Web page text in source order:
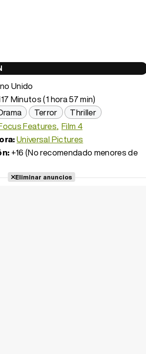
Unido
Minutos (1 hora 57 min)
Terror
Thriller
Features Film 4
Universal Pictures
+16 (No recomendado menores de
Eliminar anuncios